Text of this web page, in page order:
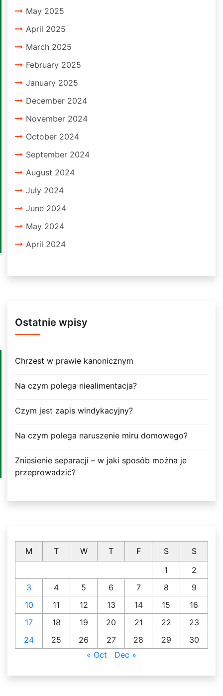
May 2025
April 2025
March 2025
February 2025
January 2025
December 2024
November 2024
October 2024
September 2024
August 2024
July 2024
June 2024
May 2024
April 2024
Ostatnie wpisy
Chrzest w prawie kanonicznym
Na czym polega niealimentacja?
Czym jest zapis windykacyjny?
Na czym polega naruszenie miru domowego?
Zniesienie separacji – w jaki sposób można je
przeprowadzić?
M T W T F S
S
1
2
3
4 5 6 7 8
9
10
11 12 13 14 15
16
17
18 19 20 21 22
23
24
25 26 27 28 29
30
« Oct
Dec »